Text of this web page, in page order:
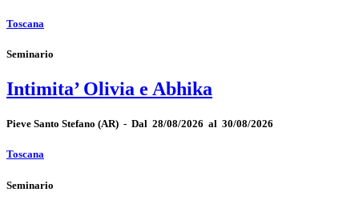
Toscana
Seminario
Intimita’ Olivia e Abhika
Pieve Santo Stefano (AR) - Dal 28/08/2026 al 30/08/2026
Toscana
Seminario